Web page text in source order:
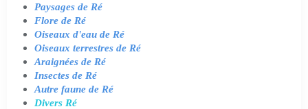
Paysages de Ré
Flore de Ré
Oiseaux d'eau de Ré
Oiseaux terrestres de Ré
Araignées de Ré
Insectes de Ré
Autre faune de Ré
Divers Ré